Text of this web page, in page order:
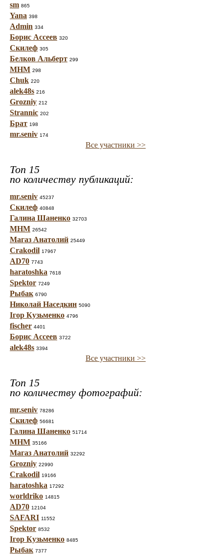
sm 865
Yana 398
Admin 334
Борис Ассеев 320
Скилеф 305
Белков Альберт 299
МНМ 298
Chuk 220
alek48s 216
Grozniy 212
Strannic 202
Брат 198
mr.seniv 174
Все участники >>
Топ 15
по количеству публикаций:
mr.seniv 45237
Скилеф 40848
Галина Шаненко 32703
МНМ 26542
Магаз Анатолий 25449
Crakodil 17967
AD70 7743
haratoshka 7618
Spektor 7249
Рыбак 6790
Николай Наседкин 5090
Ігор Кузьменко 4796
fischer 4401
Борис Ассеев 3722
alek48s 3394
Все участники >>
Топ 15
по количеству фотографий:
mr.seniv 78286
Скилеф 56681
Галина Шаненко 51714
МНМ 35166
Магаз Анатолий 32292
Grozniy 22990
Crakodil 19166
haratoshka 17292
worldriko 14815
AD70 12104
SAFARI 11552
Spektor 8532
Ігор Кузьменко 8485
Рыбак 7377